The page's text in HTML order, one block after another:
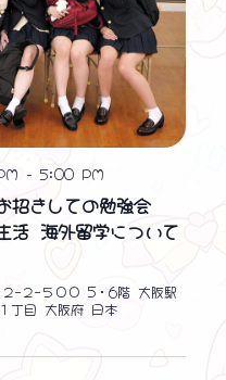
招きしての勉強会
活 海外留学について
-5:00 PM
２−２−５００ 5・6階 大阪駅
丁目 大阪府 日本